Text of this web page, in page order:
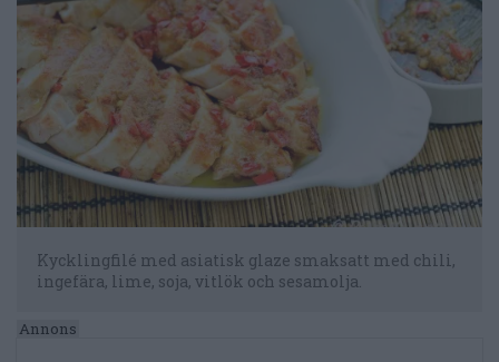
Kycklingfilé med asiatisk glaze smaksatt med chili,
ingefära, lime, soja, vitlök och sesamolja.